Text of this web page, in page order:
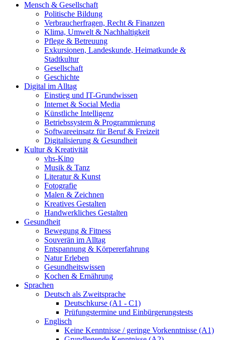
Mensch & Gesellschaft
Politische Bildung
Verbraucherfragen, Recht & Finanzen
Klima, Umwelt & Nachhaltigkeit
Pflege & Betreuung
Exkursionen, Landeskunde, Heimatkunde &
Stadtkultur
Gesellschaft
Geschichte
Digital im Alltag
Einstieg und IT-Grundwissen
Internet & Social Media
Künstliche Intelligenz
Betriebssystem & Programmierung
Softwareeinsatz für Beruf & Freizeit
Digitalisierung & Gesundheit
Kultur & Kreativität
vhs-Kino
Musik & Tanz
Literatur & Kunst
Fotografie
Malen & Zeichnen
Kreatives Gestalten
Handwerkliches Gestalten
Gesundheit
Bewegung & Fitness
Souverän im Alltag
Entspannung & Körpererfahrung
Natur Erleben
Gesundheitswissen
Kochen & Ernährung
Sprachen
Deutsch als Zweitsprache
Deutschkurse (A1 - C1)
Prüfungstermine und Einbürgerungstests
Englisch
Keine Kenntnisse / geringe Vorkenntnisse (A1)